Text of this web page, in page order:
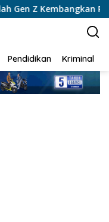
Potensi di
Pendidikan Kriminal